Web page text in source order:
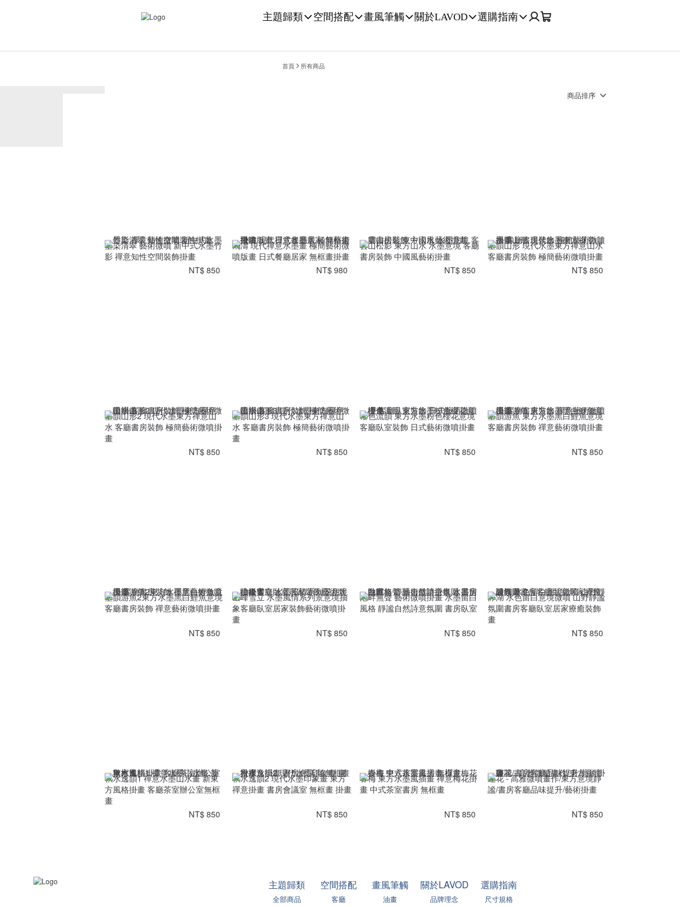
主題歸類 空間搭配 畫風筆觸 關於LAVOD 選購指南
首頁 所有商品
商品排序
墨染清翠 藝術微噴 新中式水墨竹
影 禪意知性空間裝飾掛畫
NT$ 850
飛濤 現代禪意水墨畫 極簡藝術微
噴版畫 日式餐廳居家 無框畫掛畫
NT$ 980
雲山松影 東方山水 水墨意境 客廳
書房裝飾 中國風藝術掛畫
NT$ 850
墨韻山形 現代水墨東方禪意山水
客廳書房裝飾 極簡藝術微噴掛畫
NT$ 850
墨韻山形2 現代水墨東方禪意山
水 客廳書房裝飾 極簡藝術微噴掛
畫
NT$ 850
墨韻山形3 現代水墨東方禪意山
水 客廳書房裝飾 極簡藝術微噴掛
畫
NT$ 850
櫻色流韻 東方水墨粉色櫻花意境
客廳臥室裝飾 日式藝術微噴掛畫
NT$ 850
墨韻游魚 東方水墨黑白鯉魚意境
客廳書房裝飾 禪意藝術微噴掛畫
NT$ 850
墨韻游魚2東方水墨黑白鯉魚意境
客廳書房裝飾 禪意藝術微噴掛畫
NT$ 850
山峰雪立 水墨風情系列景意境抽
象客廳臥室居家裝飾藝術微噴掛
畫
NT$ 850
池畔無聲 藝術微噴掛畫 水墨留白
風格 靜謐自然詩意氛圍 書房臥室
NT$ 850
靜湖 水色留白意境微噴 山野靜謐
氛圍書房客廳臥室居家療癒裝飾
畫
NT$ 850
秋水逸韻1 禪意水墨山水畫 新東
方風格掛畫 客廳茶室辦公室無框
畫
NT$ 850
秋水逸韻2 現代水墨印象畫 東方
禪意掛畫 書房會議室 無框畫 掛畫
NT$ 850
春梅 東方水墨風插畫 禪意梅花掛
畫 中式茶室書房 無框畫
NT$ 850
蓮花 - 高雅微噴畫作/東方意境靜
謐/書房客廳品味提升/藝術掛畫
NT$ 850
主題歸類
全部商品
空間搭配
客廳
畫風筆觸
油畫
關於LAVOD
品牌理念
選購指南
尺寸規格